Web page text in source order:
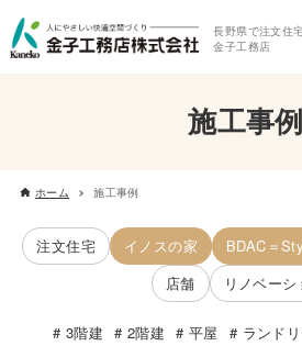
長野県で注文住
金子工務店
施工事例
ホーム 施工事例
注文住宅 イノスの家 BDAC＝
店舗
リノベーシ
3階建 2階建 平屋 ランド